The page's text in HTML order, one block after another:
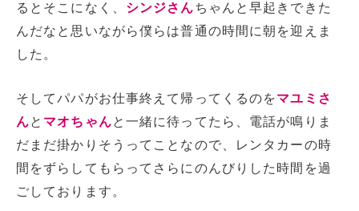
るとそこになく、 シンジさんちゃんと早起きできた
んだなと思いながら僕らは普通の時間に朝を迎えま
した。
そしてパパがお仕事終えて帰ってくるのをマユミさ
んと マオちゃんと一緒に待ってたら、電話が鳴りま
だまだ掛かりそうってことなので、レンタカーの時
間をずらしてもらってさらにのんびりした時間を過
ごしております。